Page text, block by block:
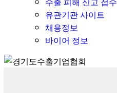
유관기관 사이트
채용정보
바이어 정보